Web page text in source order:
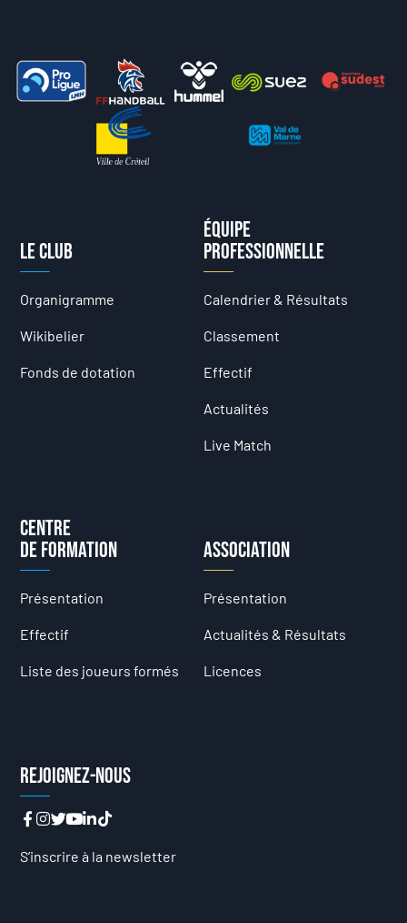
Le club
Organigramme
Wikibelier
Fonds de dotation
Équipe
professionnelle
Calendrier & Résultats
Classement
Effectif
Actualités
Live Match
Centre
de formation
Présentation
Effectif
Liste des joueurs formés
Association
Présentation
Actualités & Résultats
Licences
Rejoignez-nous
S’inscrire à la newsletter